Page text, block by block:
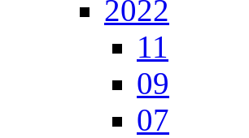
2022
11
09
07